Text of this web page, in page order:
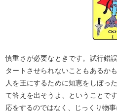
慎重さが必要なときです。試行錯
タートさせられないこともあるか
人を王にするために知恵をしぼっ
て答えを出そうよ、ということで
応をするのではなく、じっくり物事